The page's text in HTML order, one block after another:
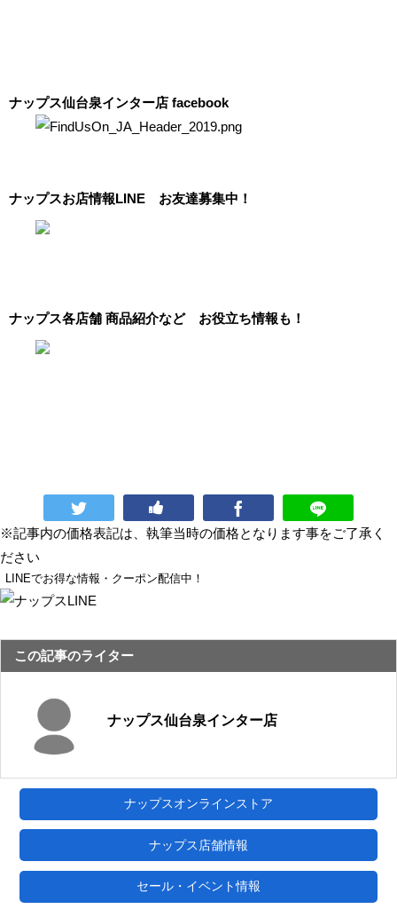
ナップス仙台泉インター店 facebook
ナップスお店情報LINE お友達募集中！
ナップス各店舗 商品紹介など お役立ち情報も！
※記事内の価格表記は、執筆当時の価格となります事をご了承く
ださい
LINEでお得な情報・クーポン配信中！
この記事のライター
ナップス仙台泉インター店
ナップスオンラインストア
ナップス店舗情報
セール・イベント情報